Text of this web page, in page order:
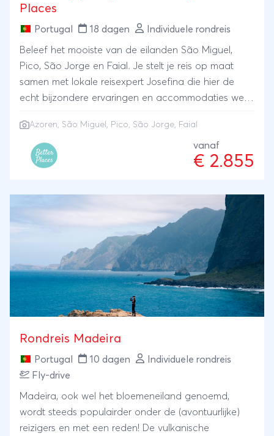
Places
Portugal 18 dagen Individuele rondreis
Beleef het mooiste van de eilanden São Miguel,
Pico, São Jorge en Faial. Je stelt je reis op maat
samen met lokale reisexpert Josefina die hier de
echt bijzondere ervaringen en accommodaties weet
op São Miguel, proef lokale wijnen op Pico en ga
walvissen en dolfijnen spotten op Faial. ANVR/SGR
Azoren, São Miguel, Pico, São Jorge, Faial
vanaf
€ 2.855
Rondreis Madeira
Portugal 10 dagen
Individuele rondreis
Fly-drive
Madeira, ook wel het bloemeneiland genoemd,
wordt steeds populairder onder de (avontuurlijke)
reizigers en met een reden! De vulkanische